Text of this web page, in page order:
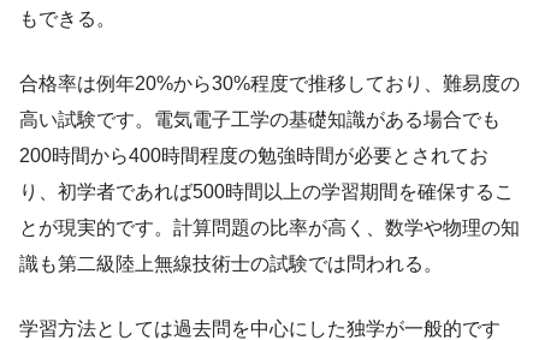
もできる。
合格率は例年20%から30%程度で推移しており、難易度の
高い試験です。電気電子工学の基礎知識がある場合でも
200時間から400時間程度の勉強時間が必要とされてお
り、初学者であれば500時間以上の学習期間を確保するこ
とが現実的です。計算問題の比率が高く、数学や物理の知
識も第二級陸上無線技術士の試験では問われる。
学習方法としては過去問を中心にした独学が一般的です